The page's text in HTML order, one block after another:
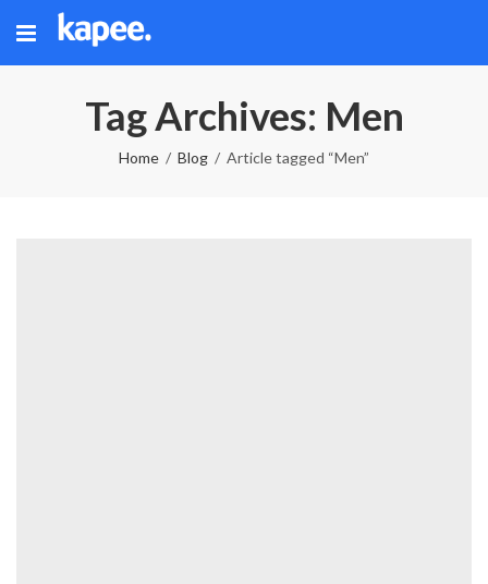
Tag Archives: Men
Home Blog Article tagged “Men”